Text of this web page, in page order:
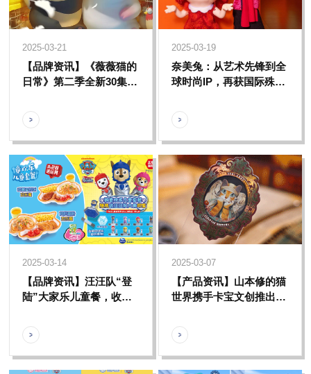
2025-03-21
【品牌资讯】《薇薇猫的
日常》第二季全新30集重
播
2025-03-19
奈美兔：从艺术先锋到全
球时尚IP，再获国际殊
力量
2025-03-14
【品牌资讯】汪汪队“登
陆”大家乐儿童餐，收集
2025-03-07
【产品资讯】山本修的猫
世界携手卡宝文创推出珍
化”魅力!